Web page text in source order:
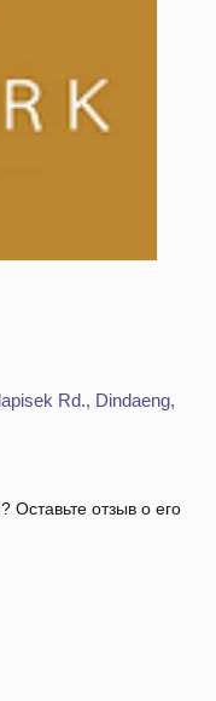
Rd., Dindaeng,
Оставьте отзыв о его